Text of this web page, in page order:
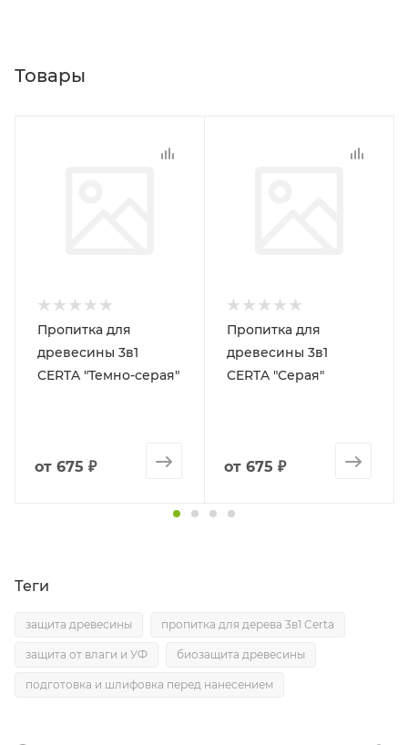
Товары
Пропитка для
древесины 3в1
CERTA "Темно-серая"
от 675 ₽
Пропитка для
древесины 3в1
CERTA "Серая"
от 675 ₽
Теги
защита древесины пропитка для дерева 3в1 Certa
защита от влаги и УФ биозащита древесины
подготовка и шлифовка перед нанесением